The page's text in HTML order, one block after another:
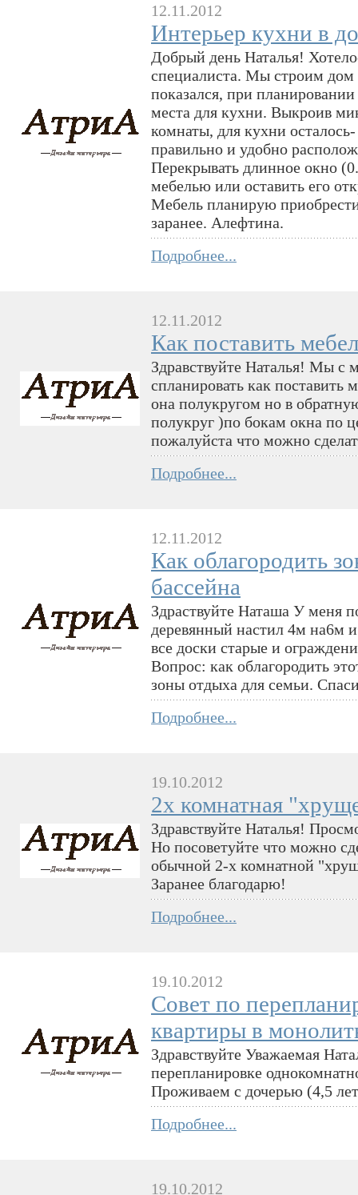
12.11.2012
Интерьер кухни в
Добрый день Наталья!
специалиста. Мы строим
показался, при планировании
места для кухни. Выкроив
комнаты, для кухни
правильно и удобно
Перекрывать длинное окно
мебелью или оставить его
Мебель планирую
заранее. Алефтина.
Подробнее...
12.11.2012
Как поставить
Здравствуйте Наталья! Мы
спланировать как поставить
она полукругом но в
полукруг )по бокам окна по
пожалуйста что можно
Подробнее...
12.11.2012
Как облагородить
бассейна
Здраствуйте Наташа У меня
деревянный настил 4м на6м
все доски старые и
Вопрос: как облагородить
зоны отдыха для семьи.
Подробнее...
19.10.2012
2х комнатная
Здравствуйте Наталья!
Но посоветуйте что можно
обычной 2-х комнатной
Заранее благодарю!
Подробнее...
19.10.2012
Совет по
квартиры в
Здравствуйте Уважаемая
перепланировке
Проживаем с дочерью (4,5
Подробнее...
19.10.2012